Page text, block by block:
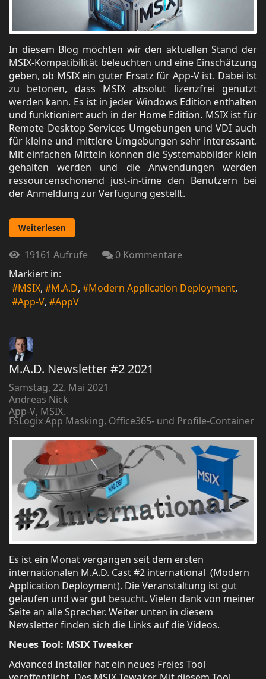
In diesem Blog möchten wir den aktuellen Stand der
MSIX-Kompatibilität beleuchten und eine Einschätzung
geben, ob MSIX ein guter Ersatz für App-V ist. Dabei ist
zu betonen, dass MSIX absolut lizenzfrei genutzt
werden kann. Es ist in jeder Windows Edition enthalten
und funktioniert auch in der Home Edition. MSIX ist für
Remote Desktop Services Umgebungen und VDI auch
für kleine und mittlere Umgebungen sehr interessant.
Mit einfachen Mitteln können die Systemabbilder klein
gehalten werden und die Anwendungen werden
ressourcenschonend just-in-time den Benutzern bei
der Anmeldung zur Verfügung gestellt.
Weiterlesen
19161 Aufrufe
0 Kommentare
Markiert in:
MSIX
M.A.D
Modern Application Deployment
App-V
AppV
M.A.D. Newsletter #2 2021
Samstag, 22. Mai 2021
Andreas Nick
App-V MSIX
FSLogix App Masking, Office365- und Profile-Container
Es ist ein Monat vergangen seit dem ersten
internationalen M.A.D. Cast #2 international (Modern
Application Deployment). Die Veranstaltung ist gut
gelaufen und war gut besucht. Vielen dank von meiner
Seite an alle Sprecher. Weiter unten in diesem
Newsletter finden sich die Links auf die Videos.
Neues Tool: MSIX Tweaker
Advanced Installer hat ein neues Freies Tool